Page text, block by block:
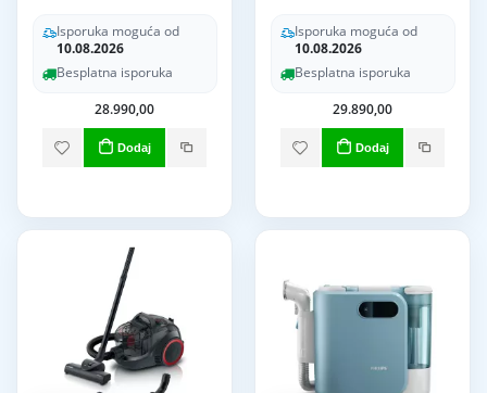
Isporuka moguća od
10.08.2026
Besplatna isporuka
28.990,00
Dodaj
Isporuka moguća od
10.08.2026
Besplatna isporuka
29.890,00
Dodaj